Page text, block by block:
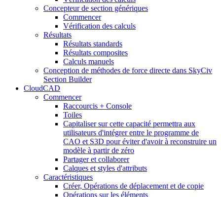
Concepteur de section génériques
Commencer
Vérification des calculs
Résultats
Résultats standards
Résultats composites
Calculs manuels
Conception de méthodes de force directe dans SkyCiv
Section Builder
CloudCAD
Commencer
Raccourcis + Console
Toiles
Capitaliser sur cette capacité permettra aux
utilisateurs d'intégrer entre le programme de
CAO et S3D pour éviter d'avoir à reconstruire un
modèle à partir de zéro
Partager et collaborer
Calques et styles d'attributs
Caractéristiques
Créer, Opérations de déplacement et de copie
Opérations sur les éléments